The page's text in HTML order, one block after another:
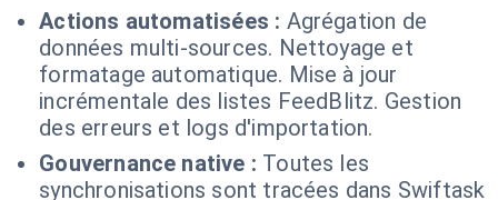
Actions automatisées : Agrégation de
données multi-sources. Nettoyage et
formatage automatique. Mise à jour
incrémentale des listes FeedBlitz. Gestion
des erreurs et logs d'importation.
Gouvernance native : Toutes les
synchronisations sont tracées dans Swiftask